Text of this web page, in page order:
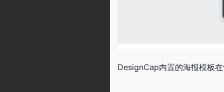
DesignCap内置的海报模板